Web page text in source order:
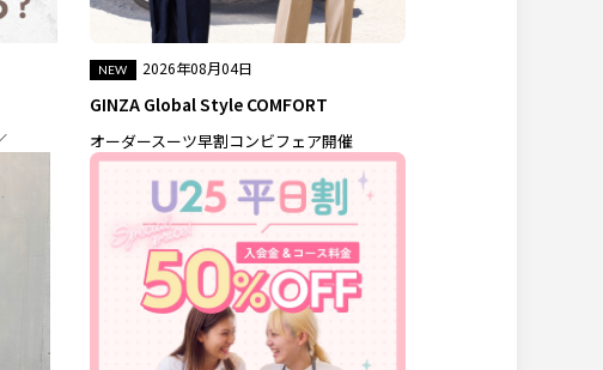
2026年08月04日
GINZA Global Style COMFORT
オーダースーツ早割コンビフェア開催